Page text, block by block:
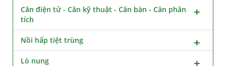
Cân điện tử - Cân kỹ thuật - Cân bàn - Cân phân
tích
Nồi hấp tiệt trùng
Lò nung